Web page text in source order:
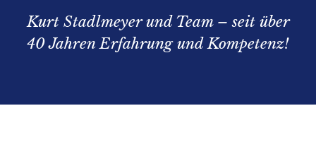
Kurt Stadlmeyer und Team – seit über
40 Jahren Erfahrung und Kompetenz!